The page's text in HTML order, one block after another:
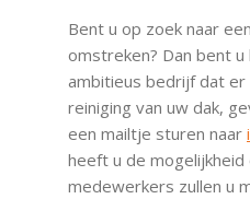
Bent u op zoek naar
omstreken? Dan bent
ambitieus bedrijf dat er
reiniging van uw dak,
een mailtje sturen naar
heeft u de
medewerkers zullen u